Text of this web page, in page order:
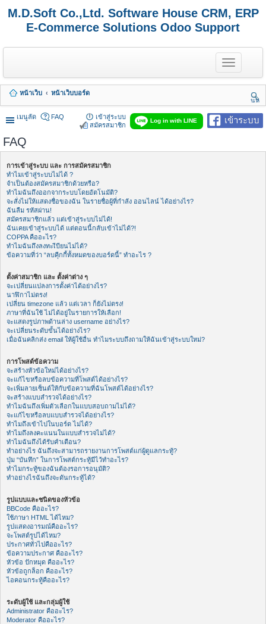
M.D.Soft Co.,Ltd. Software House CRM, ERP
E-Commerce Solutions Odoo Support
T
o
g
e
n
a
g
หน้าเว็บ
หน้าเว็บบอร์ด
นห
า
เมนูลัด
เข้าระบบ
Log in with LINE
FAQ
เข้าสู่ระบบ
สมัครสมาชิก
FAQ
การเข้าสู่ระบบ และ การสมัครสมาชิก
ทำไมเข้าสู่ระบบไม่ได้ ?
จำเป็นต้องสมัครสมาชิกด้วยหรือ?
ทำไมฉันถึงออกจากระบบโดยอัตโนมัติ?
จะสั่งไม่ให้แสดงชื่อของฉัน ในรายชื่อผู้ที่กำลัง ออนไลน์ ได้อย่างไร?
ฉันลืม รหัสผ่าน!
สมัครสมาชิกแล้ว แต่เข้าสู่ระบบไม่ได้!
ฉันเคยเข้าสู่ระบบได้ แต่ตอนนี้กลับเข้าไม่ได้?!
COPPA คืออะไร?
ทำไมฉันถึงลงทะเีบียนไม่ได้?
ข้อความที่ว่า “ลบคุีกกี้ทั้งหมดของบอร์ดนี้” ทำอะไร ?
ตั้งค่าสมาชิก และ ตั้งค่าต่าง ๆ
จะเปลี่ยนแปลงการตั้งค่าได้อย่างไร?
นาฬิกาไม่ตรง!
เปลี่ยน timezone แล้ว แต่เวลา ก็ยังไม่ตรง!
ภาษาที่ฉันใช้ ไม่ได้อยู่ในรายการให้เลือก!
จะแสดงรูปภาพด้านล่าง username อย่างไร?
จะเปลี่ยนระดับขั้นได้อย่างไร?
เมื่อฉันคลิกส่ง email ให้ผู้ใช้อื่น ทำไมระบบถึงถามให้ฉันเข้าสู่ระบบใหม่?
การโพสต์ข้อความ
จะสร้างหัวข้อใหม่ได้อย่างไร?
จะแก้ไขหรือลบข้อความที่โพสต์ได้อย่างไร?
จะเพิ่มลายเซ็นต์ให้กับข้อความที่ฉันโพสต์ได้อย่างไร?
จะสร้างแบบสำรวจได้อย่างไร?
ทำไมฉันถึงเพิ่มตัวเลือกในแบบสอบถามไม่ได้?
จะแก้ไขหรือลบแบบสำรวจได้อย่างไร?
ทำไมถึงเข้าไปในบอร์ด ไม่ได้?
ทำไมถึงลงคะแนนในแบบสำรวจไม่ได้?
ทำไมฉันถึงได้รับคำเตือน?
ทำอย่างไร ฉันถึงจะสามารถรายงานการโพสต์แก่ผู้ดูแลกระทู้?
ปุ่ม “บันทึก” ในการโพสต์กระทู้มีไว้ทำอะไร?
ทำไมกระทู้ของฉันต้องรอการอนุมัติ?
ทำอย่างไรฉันถึงจะดันกระทู้ได้?
รูปแบบและชนิดของหัวข้อ
BBCode คืออะไร?
ใช้ภาษา HTML ได้ไหม?
รูปแสดงอารมณ์คืออะไร?
จะโพสต์รูปได้ไหม?
ประกาศทั่วไปคืออะไร?
ข้อความประกาศ คืออะไร?
หัวข้อ ปักหมุด คืออะไร?
หัวข้อถูกล็อก คืออะไร?
ไอคอนกระทู้คืออะไร?
ระดับผู้ใช้ และกลุ่มผู้ใช้
Administrator คืออะไร?
Moderator คืออะไร?